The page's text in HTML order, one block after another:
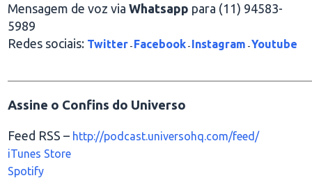
Mensagem de voz viaWhatsapp para (11) 94583-
5989
Redes sociais: Twitter - Facebook - Instagram - Youtube
Assine o Confins do Universo
Feed RSS – http://podcast.universohq.com/feed/
iTunes Store
Spotify